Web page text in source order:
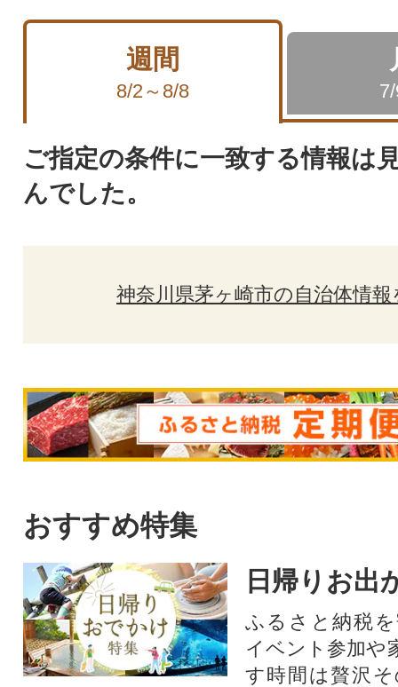
週間
8/2～8/8
ご指定の条件に一致する情報は
んでした。
神奈川県茅ヶ崎市の自治体情報
おすすめ特集
日帰りお出
ふるさと納税
イベント参加や
す時間は贅沢